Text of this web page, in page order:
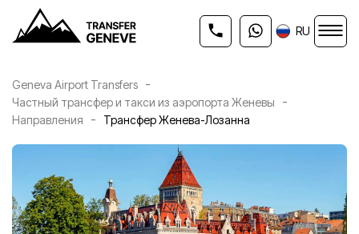
RU
Geneva Airport Transfers -
Частный трансфер и такси из аэропорта Женевы -
Направления - Трансфер Женева-Лозанна